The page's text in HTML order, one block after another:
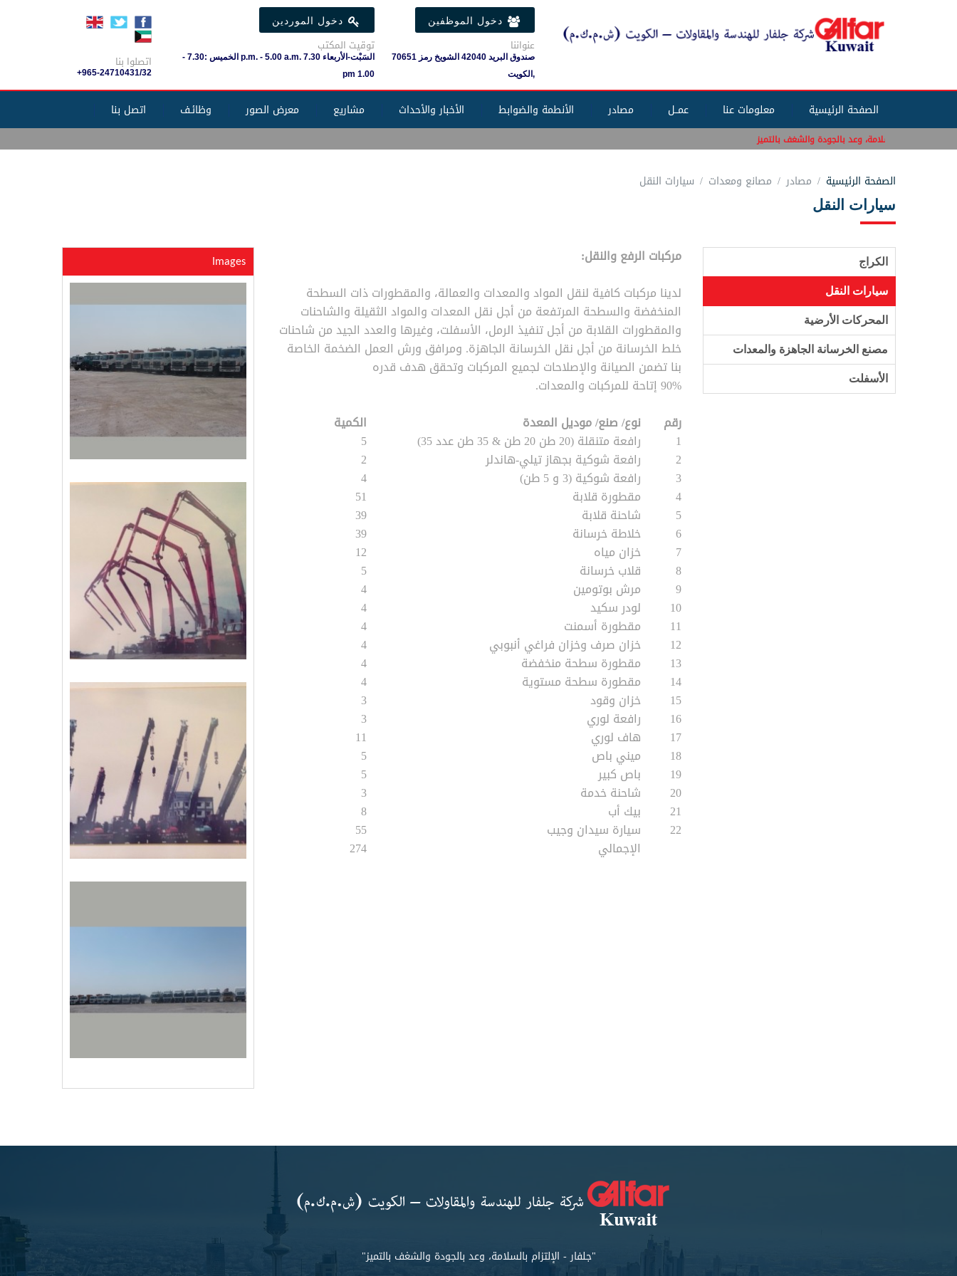
دخول الموظفين
عنواننا
صندوق البريد 42040 الشويخ رمز 70651
,الكويت
دخول الموردين
توقيت المكتب
السَبْت-الأربعاء 7.30 .p.m. - 5.00 a.m الخميس :7.30 -
1.00 pm
اتصلوا بنا
+965-24710431/32
الصفحة الرئيسية معلومات عنا عمــل مصادر الأنطمة والضوابط الأخبار والأحداث مشاريع معرض الصور وظائـف اتصل بنا
بالسلامة، وعد بالجودة والشغف بالتميز
الصفحة الرئيسية مصادر مصانع ومعدات سيارات النقل
سيارات النقل
الكراج
سيارات النقل
المحركات الأرضية
مصنع الخرسانة الجاهزة والمعدات
الأسفلت
مركبات الرفع والنقل:
لدينا مركبات كافية لنقل المواد والمعدات والعمالة، والمقطورات ذات السطحة
المنخفضة والسطحة المرتفعة من أجل نقل المعدات والمواد الثقيلة والشاحنات
والمقطورات القلابة من أجل تنفيذ الرمل، الأسفلت، وغيرها والعدد الجيد من شاحنات
خلط الخرسانة من أجل نقل الخرسانة الجاهزة. ومرافق ورش العمل الضخمة الخاصة
بنا تضمن الصيانة والإصلاحات لجميع المركبات وتحقق هدف قدره
90% إتاحة للمركبات والمعدات.
رقم
نوع/ صنع/ موديل المعدة
الكمية
1
رافعة متنقلة (20 طن 20 طن & 35 طن عدد 35)
5
2
رافعة شوكية بجهاز تيلي-هاندلر
2
3
رافعة شوكية (3 و 5 طن)
4
4
مقطورة قلابة
51
5
شاحنة قلابة
39
6
خلاطة خرسانة
39
7
خزان مياه
12
8
قلاب خرسانة
5
9
مرش بوتومين
4
10
لودر سكيد
4
11
مقطورة أسمنت
4
12
خزان صرف وخزان فراغي أنبوبي
4
13
مقطورة سطحة منخفضة
4
14
مقطورة سطحة مستوية
4
15
خزان وقود
3
16
رافعة لوري
3
17
هاف لوري
11
18
ميني باص
5
19
باص كبير
5
20
شاحنة خدمة
3
21
بيك أب
8
22
سيارة سيدان وجيب
55
الإجمالي
274
Images
"جلفار - الإلتزام بالسلامة، وعد بالجودة والشغف بالتميز"